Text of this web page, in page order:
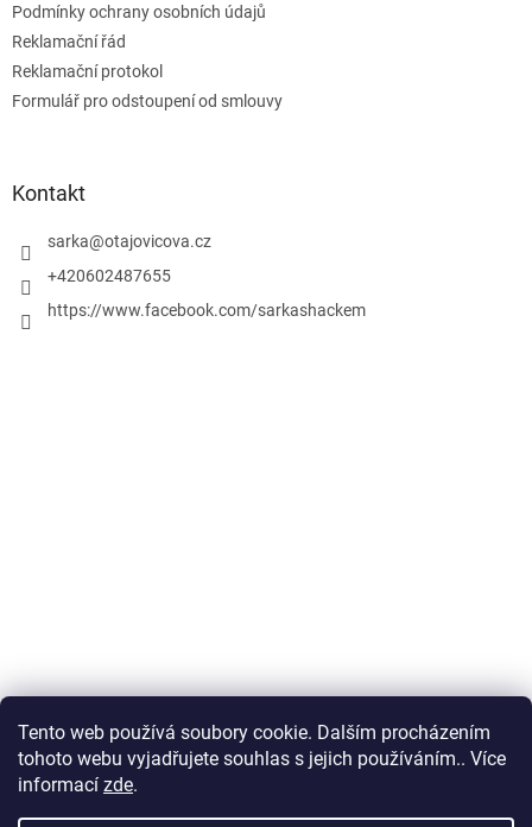
Tento web používá soubory cookie. Dalším procházením
tohoto webu vyjadřujete souhlas s jejich používáním.. Více
informací zde.
Podmínky ochrany osobních údajů
Reklamační řád
Reklamační protokol
Formulář pro odstoupení od smlouvy
Kontakt
sarka@otajovicova.cz
+420602487655
https://www.facebook.com/sarkashackem
Obchodní podmínky